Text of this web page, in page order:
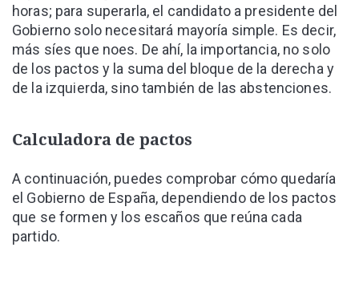
horas; para superarla, el candidato a presidente del
Gobierno solo necesitará mayoría simple. Es decir,
más síes que noes. De ahí, la importancia, no solo
de los pactos y la suma del bloque de la derecha y
de la izquierda, sino también de las abstenciones.
Calculadora de pactos
A continuación, puedes comprobar cómo quedaría
el Gobierno de España, dependiendo de los pactos
que se formen y los escaños que reúna cada
partido.